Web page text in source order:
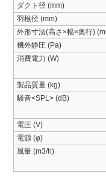
ダクト径 (mm)
羽根径 (mm)
外形寸法(高さ×幅×奥行)
機外静圧 (Pa)
消費電力 (W)
製品質量 (kg)
騒音<SPL> (dB)
電圧 (V)
電源 (φ)
風量 (m3/h)